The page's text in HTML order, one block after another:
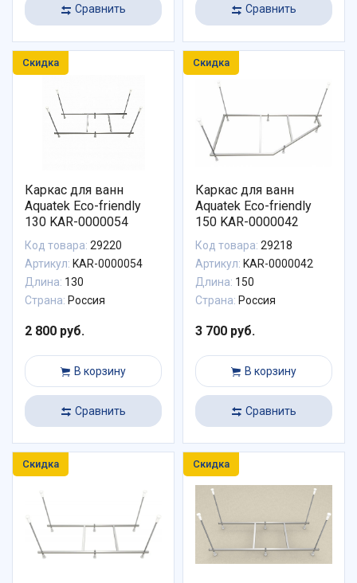
Сравнить Сравнить
Скидка
Каркас для ванн
Aquatek Eco-friendly
130 KAR-0000054
Код товара: 29220
Артикул: KAR-0000054
Длина: 130
Страна: Россия
2 800 руб.
В корзину
Сравнить
Скидка
Каркас для ванн
Aquatek Eco-friendly
150 KAR-0000042
Код товара: 29218
Артикул: KAR-0000042
Длина: 150
Страна: Россия
3 700 руб.
В корзину
Сравнить
Скидка Скидка